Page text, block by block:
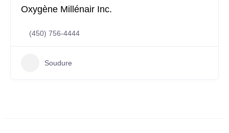
Oxygène Millénair Inc.
(450) 756-4444
Soudure